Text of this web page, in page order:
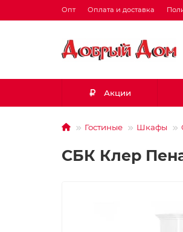
Опт Оплата и доставка
Акции
Гостиные Шкафы
СБК Клер